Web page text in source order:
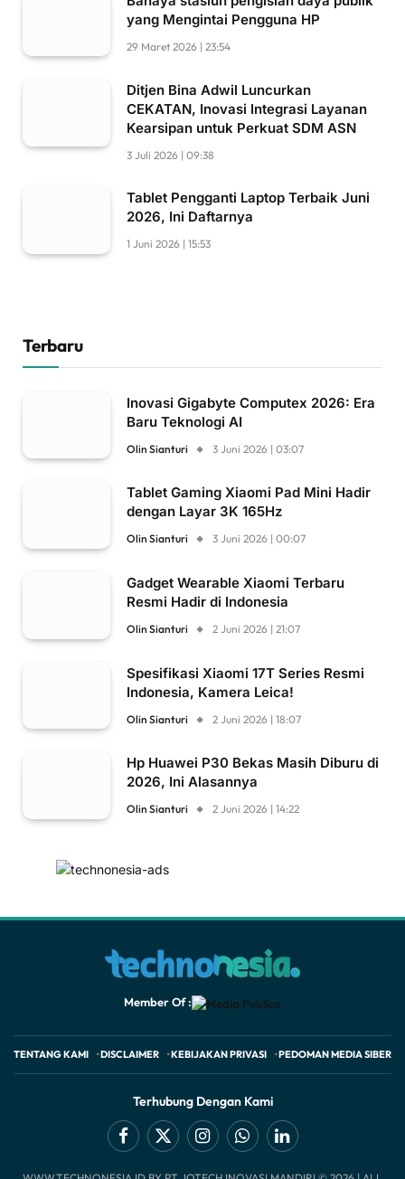
yang Mengintai Pengguna HP
29 Maret 2026 | 23:54
Ditjen Bina Adwil Luncurkan
CEKATAN, Inovasi Integrasi Layanan
Kearsipan untuk Perkuat SDM ASN
3 Juli 2026 | 09:38
Tablet Pengganti Laptop Terbaik Juni
2026, Ini Daftarnya
1 Juni 2026 | 15:53
Terbaru
Inovasi Gigabyte Computex 2026: Era
Baru Teknologi AI
Olin Sianturi 3 Juni 2026 | 03:07
Tablet Gaming Xiaomi Pad Mini Hadir
dengan Layar 3K 165Hz
Olin Sianturi 3 Juni 2026 | 00:07
Gadget Wearable Xiaomi Terbaru
Resmi Hadir di Indonesia
Olin Sianturi 2 Juni 2026 | 21:07
Spesifikasi Xiaomi 17T Series Resmi
Indonesia, Kamera Leica!
Olin Sianturi 2 Juni 2026 | 18:07
Hp Huawei P30 Bekas Masih Diburu di
2026, Ini Alasannya
Olin Sianturi 2 Juni 2026 | 14:22
Member Of :
TENTANG KAMI DISCLAIMER KEBIJAKAN PRIVASI PEDOMAN MEDIA SIBER
Terhubung Dengan Kami
Facebook
X
InstagramWhatsAppLinkedIn